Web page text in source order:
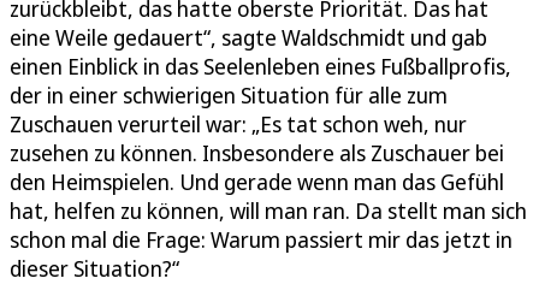
zurückbleibt, das hatte oberste Priorität. Das hat
eine Weile gedauert“, sagte Waldschmidt und gab
einen Einblick in das Seelenleben eines Fußballprofis,
der in einer schwierigen Situation für alle zum
Zuschauen verurteil war: „Es tat schon weh, nur
zusehen zu können. Insbesondere als Zuschauer bei
den Heimspielen. Und gerade wenn man das Gefühl
hat, helfen zu können, will man ran. Da stellt man sich
schon mal die Frage: Warum passiert mir das jetzt in
dieser Situation?“